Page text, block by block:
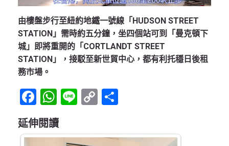
由樓盤步行至紐約地鐵一號線「HUDSON STREET
STATION」需時約五分鐘，坐四個站可到「曼克頓下
城」即將重開的「CORTLANDT STREET
STATION」，接駁至新世貿中心，都有利托穩日後租
務市場。
Facebook
WhatsApp
LineCopy
延伸閱讀